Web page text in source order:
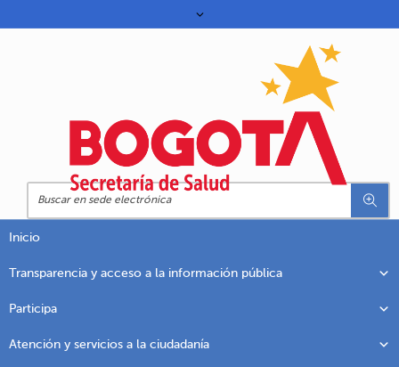
Inicio
Transparencia y acceso a la información pública
Participa
Atención y servicios a la ciudadanía